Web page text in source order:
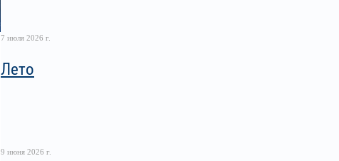
7 июля 2026 г.
Лето
9 июня 2026 г.